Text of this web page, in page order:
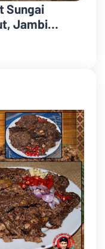
Sungai
Jambi
dan